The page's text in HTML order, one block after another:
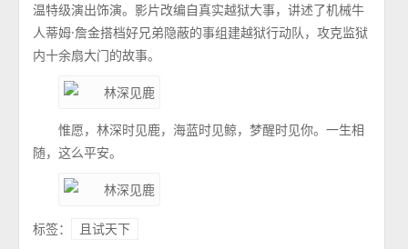
温特级演出饰演。影片改编自真实越狱大事，讲述了机械牛
人蒂姆·詹金搭档好兄弟隐蔽的事组建越狱行动队，攻克监狱
内十余扇大门的故事。
惟愿，林深时见鹿，海蓝时见鲸，梦醒时见你。一生相
随，这么平安。
标签： 且试天下